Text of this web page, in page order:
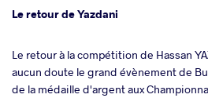
Le retour de Yazdani
Le retour à la compétition de Hassan
aucun doute le grand évènement de
de la médaille d'argent aux